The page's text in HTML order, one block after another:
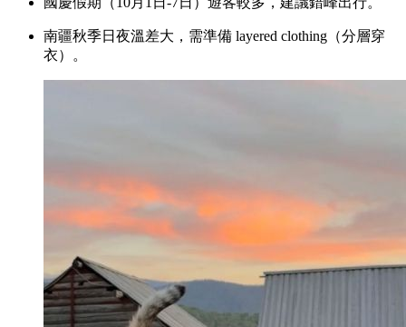
南疆秋季日夜溫差大，需準備 layered clothing（分層穿
衣）。